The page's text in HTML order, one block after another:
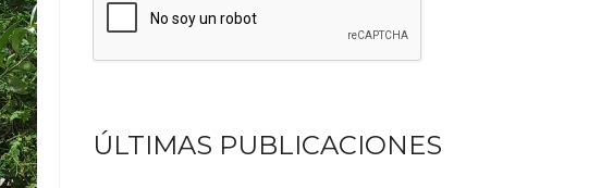
ÚLTIMAS PUBLICACIONES